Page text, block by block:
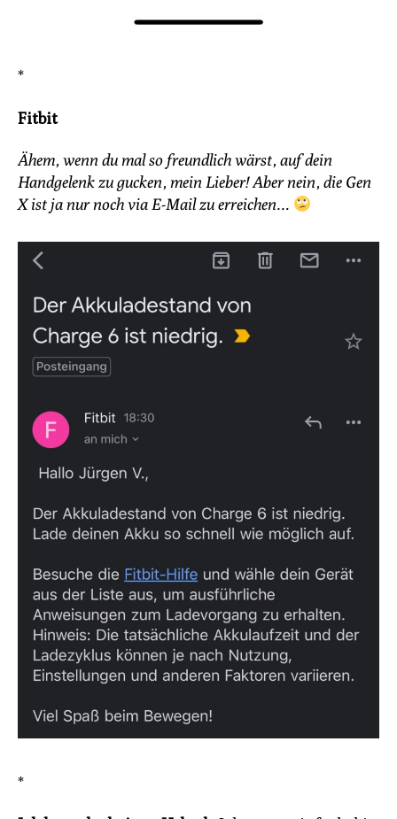
*
Fitbit
Ähem, wenn du mal so freundlich wärst, auf dein
Handgelenk zu gucken, mein Lieber! Aber nein, die Gen
X ist ja nur noch via E-Mail zu erreichen…
*